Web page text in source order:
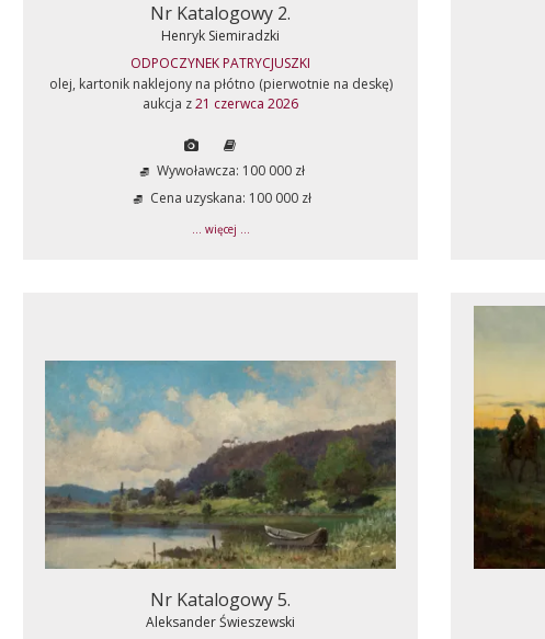
Nr Katalogowy 2.
Henryk Siemiradzki
ODPOCZYNEK PATRYCJUSZKI
olej, kartonik naklejony na płótno (pierwotnie na deskę)
aukcja z21 czerwca 2026
Wywoławcza: 100 000 zł
Cena uzyskana: 100 000 zł
... więcej ...
Nr Katalogowy 5.
Aleksander Świeszewski